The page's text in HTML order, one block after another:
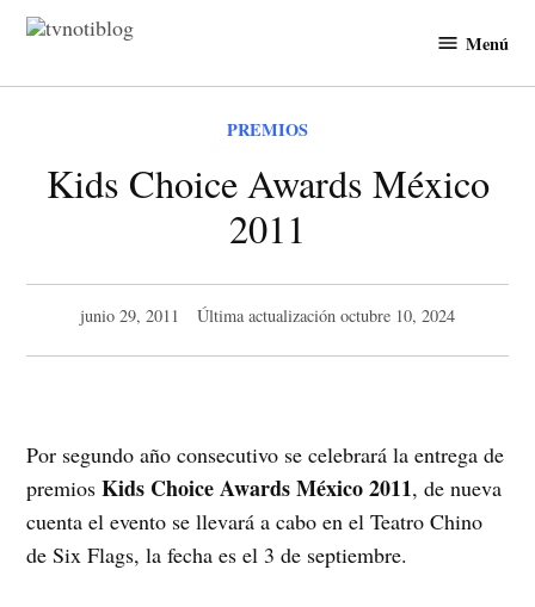
Saltar
contenido
Menú
PUBLICADO
PREMIOS
Kids Choice Awards México
2011
junio 29, 2011 Última actualización octubre 10, 2024
Por segundo año consecutivo se celebrará la entrega de
premiosKids Choice Awards México 2011, de nueva
cuenta el evento se llevará a cabo en el Teatro Chino
de Six Flags, la fecha es el 3 de septiembre.